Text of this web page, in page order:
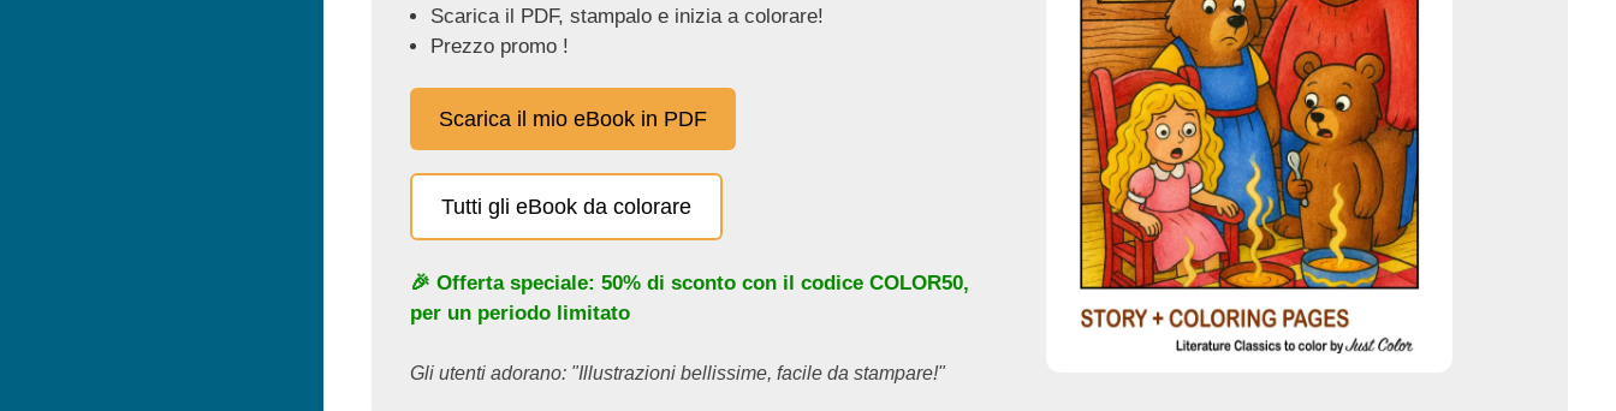
Scarica il PDF, stampalo e inizia a colorare!
Prezzo promo !
Scarica il mio eBook in PDF
Tutti gli eBook da colorare
🎉 Offerta speciale: 50% di sconto con il codice COLOR50,
per un periodo limitato
Gli utenti adorano: "Illustrazioni bellissime, facile da stampare!"